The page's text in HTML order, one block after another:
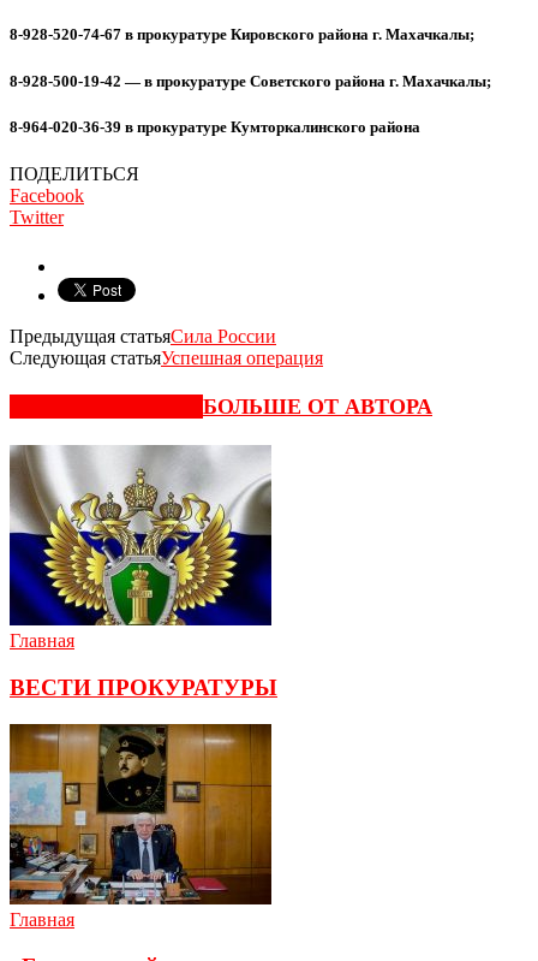
8-928-520-74-67 в прокуратуре Кировского района г. Махачкалы;
8-928-500-19-42 — в прокуратуре Советского района г. Махачкалы;
8-964-020-36-39 в прокуратуре Кумторкалинского района
ПОДЕЛИТЬСЯ
Facebook
Twitter
Предыдущая статьяСила России
Следующая статьяУспешная операция
БОЛЬШЕ ОТ АВТОРА
Главная
ВЕСТИ ПРОКУРАТУРЫ
Главная